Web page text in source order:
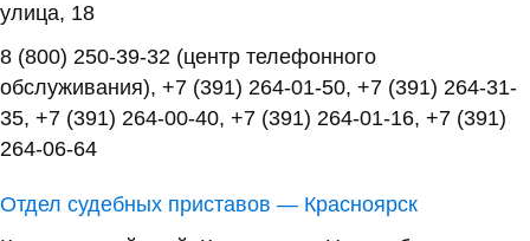
улица, 18
8 (800) 250-39-32 (центр телефонного
обслуживания), +7 (391) 264-01-50, +7 (391) 264-31-
35, +7 (391) 264-00-40, +7 (391) 264-01-16, +7 (391)
264-06-64
Отдел судебных приставов — Красноярск